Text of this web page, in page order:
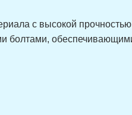
с высокой
обеспечивающими